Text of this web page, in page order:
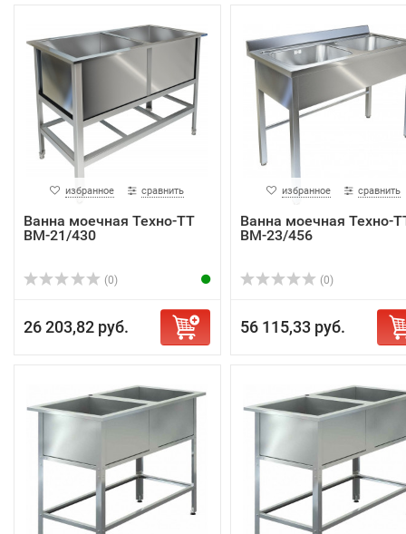
избранное сравнить
Ванна моечная Техно-ТТ
ВМ-21/430
(0)
26 203,82 руб.
избранное сравнить
Ванна моечная Техно-
ВМ-23/456
(0)
56 115,33 руб.